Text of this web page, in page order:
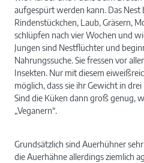
aufgespürt werden kann. Das Nest
Rindenstückchen, Laub, Gräsern,
schlüpfen nach vier Wochen und
Jungen sind Nestflüchter und
Nahrungssuche. Sie fressen vor
Insekten. Nur mit diesem
möglich, dass sie ihr Gewicht in
Sind die Küken dann groß genug,
„Veganern“.
Grundsätzlich sind Auerhühner
die Auerhähne allerdings ziemlich